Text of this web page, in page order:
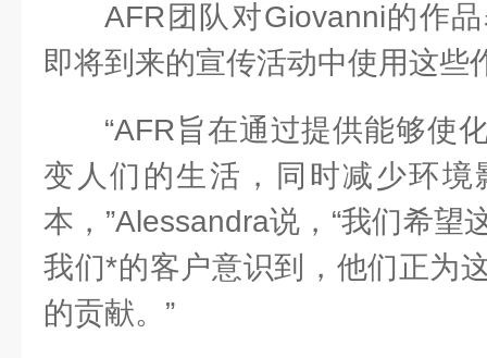
AFR团队对Giovanni的作
即将到来的宣传活动中使用这些
“AFR旨在通过提供能够使
变人们的生活，同时减少环境
本，”Alessandra说，“我们希望
我们*的客户意识到，他们正为
的贡献。”